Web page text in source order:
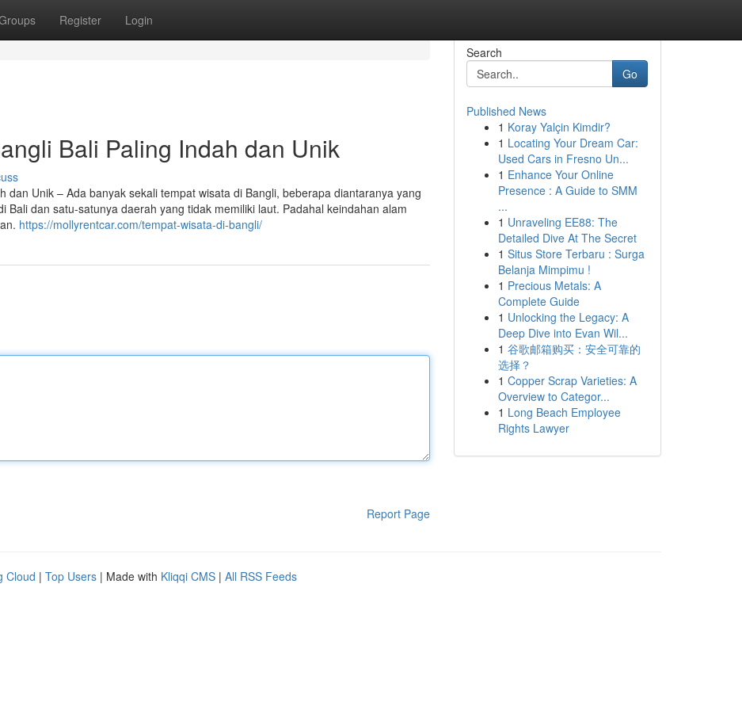
Register Login
Bali Paling Indah dan Unik
dan Unik – Ada banyak sekali tempat wisata di Bangli, beberapa diantaranya yang
Bali dan satu-satunya daerah yang tidak memiliki laut. Padahal keindahan alam
https://mollyrentcar.com/tempat-wisata-di-bangli/
Report Page
Search
Go
Published News
1 Koray Yalçin Kimdir?
1 Locating Your Dream Car:
Used Cars in Fresno Un...
1 Enhance Your Online
Presence : A Guide to SMM
...
1 Unraveling EE88: The
Detailed Dive At The Secret
1 Situs Store Terbaru : Surga
Belanja Mimpimu !
1 Precious Metals: A
Complete Guide
1 Unlocking the Legacy: A
Deep Dive into Evan Wil...
1 谷歌邮箱购买：安全可靠的
选择？
1 Copper Scrap Varieties: A
Overview to Categor...
1 Long Beach Employee
Rights Lawyer
Cloud | Top Users | Made with Kliqqi CMS | All RSS Feeds